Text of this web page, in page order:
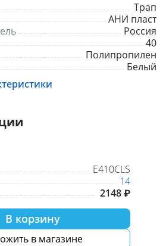
Трап
АНИ пласт
Россия
40
Полипропилен
Белый
E410CLS
14
2148 ₽
В корзину
в магазине